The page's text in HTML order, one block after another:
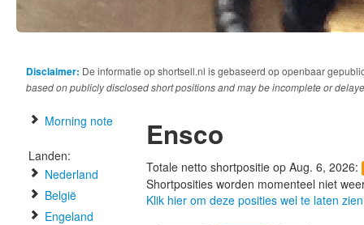
Disclaimer: De informatie op shortsell.nl is gebaseerd op openbaar
based on publicly disclosed short positions and may be incomplete or
Morning note
Landen:
Nederland
België
Engeland
Ensco
Totale netto shortpositie op Aug. 6, 2026:
Shortposities worden momenteel niet
Klik hier om deze posities wel te laten zien